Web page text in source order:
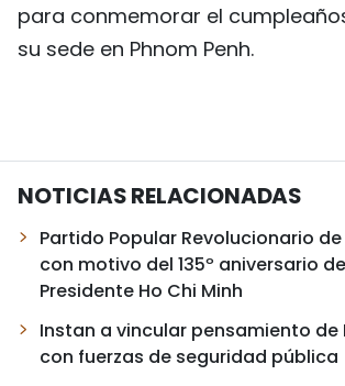
para conmemorar el
su sede en Phnom Penh.
NOTICIAS RELACIONADAS
Partido Popular Revolucionario
con motivo del 135º aniversario
Presidente Ho Chi Minh
Instan a vincular pensamiento de
con fuerzas de seguridad pública